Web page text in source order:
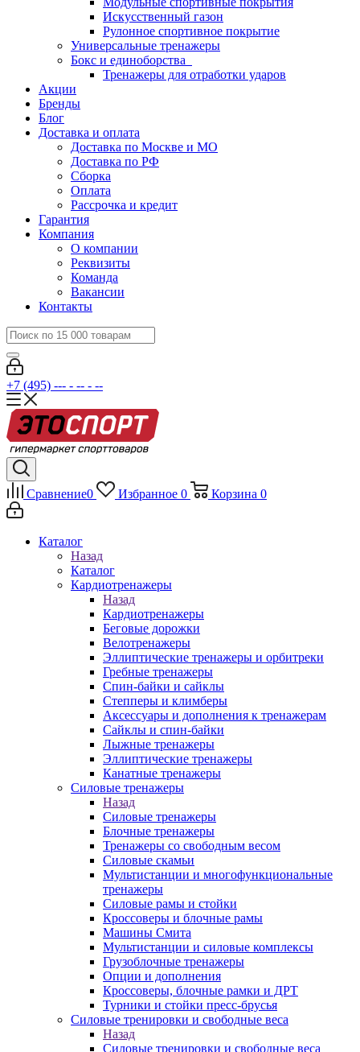
Искусственный газон
Рулонное спортивное покрытие
Универсальные тренажеры
Бокс и единоборства
Тренажеры для отработки ударов
Акции
Бренды
Блог
Доставка и оплата
Доставка по Москве и МО
Доставка по РФ
Сборка
Оплата
Рассрочка и кредит
Гарантия
Компания
О компании
Реквизиты
Команда
Вакансии
Контакты
+7 (495) --- - -- - --
Сравнение0 Избранное 0 Корзина 0
Каталог
Назад
Каталог
Кардиотренажеры
Назад
Кардиотренажеры
Беговые дорожки
Велотренажеры
Эллиптические тренажеры и орбитреки
Гребные тренажеры
Спин-байки и сайклы
Степперы и климберы
Аксессуары и дополнения к тренажерам
Сайклы и спин-байки
Лыжные тренажеры
Эллиптические тренажеры
Канатные тренажеры
Силовые тренажеры
Назад
Силовые тренажеры
Блочные тренажеры
Тренажеры со свободным весом
Силовые скамьи
Мультистанции и многофункциональные
тренажеры
Силовые рамы и стойки
Кроссоверы и блочные рамы
Машины Смита
Мультистанции и силовые комплексы
Грузоблочные тренажеры
Опции и дополнения
Кроссоверы, блочные рамки и ДРТ
Турники и стойки пресс-брусья
Силовые тренировки и свободные веса
Назад
Силовые тренировки и свободные веса